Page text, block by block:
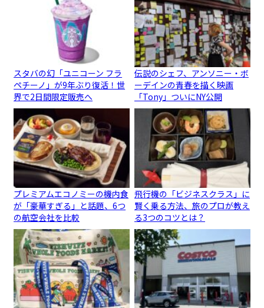
スタバの幻「ユニコーン フラ
ペチーノ」が9年ぶり復活！世
界で2日間限定販売へ
伝説のシェフ、アンソニー・ボ
ーデインの青春を描く映画
「Tony」ついにNY公開
プレミアムエコノミーの機内食
が「豪華すぎる」と話題、6つ
の航空会社を比較
飛行機の「ビジネスクラス」に
賢く乗る方法、旅のプロが教え
る3つのコツとは？